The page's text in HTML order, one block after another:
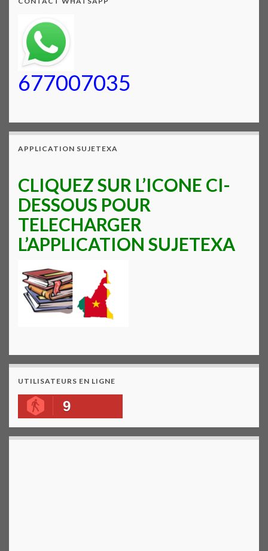
677007035
APPLICATION SUJETEXA
CLIQUEZ SUR L’ICONE CI-
DESSOUS POUR
TELECHARGER
L’APPLICATION SUJETEXA
UTILISATEURS EN LIGNE
9